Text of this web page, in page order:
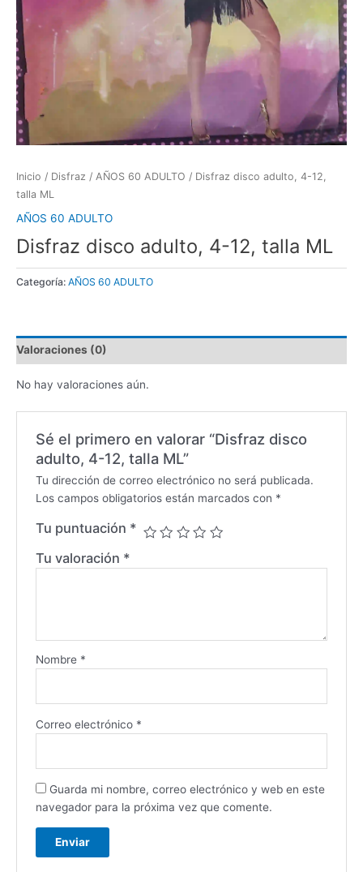
Inicio / Disfraz / AÑOS 60 ADULTO / Disfraz disco adulto, 4-12,
talla ML
AÑOS 60 ADULTO
Disfraz disco adulto, 4-12, talla ML
Categoría: AÑOS 60 ADULTO
Valoraciones (0)
No hay valoraciones aún.
Sé el primero en valorar “Disfraz disco
adulto, 4-12, talla ML”
Tu dirección de correo electrónico no será publicada.
Los campos obligatorios están marcados con *
Tu puntuación *
Tu valoración *
Nombre *
Correo electrónico *
Guarda mi nombre, correo electrónico y web en este
navegador para la próxima vez que comente.